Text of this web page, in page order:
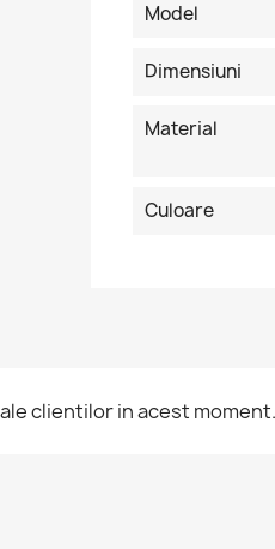
Model
Dimensiuni
Material
Culoare
clientilor in acest moment.
client pentru a salva produse